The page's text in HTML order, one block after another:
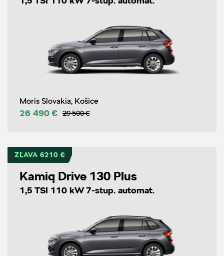
Moris Slovakia, Košice
26 490 € 29 500 €
ZĽAVA 6210 €
Kamiq Drive 130 Plus
1,5 TSI 110 kW 7-stup. automat.